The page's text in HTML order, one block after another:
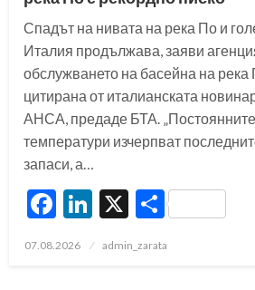
Спадът на нивата на река По и
Италия продължава, заяви
обслужването на басейна на
цитирана от италианската
АНСА, предаде БТА.
температури изчерпват
запаси, а…
Facebook
LinkedIn
X Share
Posted
07.08.2026 admin_zarata